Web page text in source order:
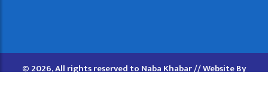
© 2026, All rights reserved to Naba Khabar // Website By